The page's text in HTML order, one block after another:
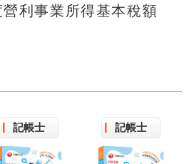
利事業所得基本稅額
記帳士 記帳士